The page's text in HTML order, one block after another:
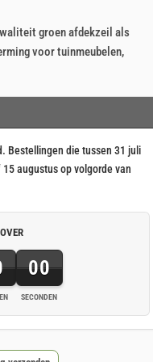
groen afdekzeil als
voor tuinmeubelen,
Bestellingen die tussen 31 juli
augustus op volgorde van
00
SECONDEN